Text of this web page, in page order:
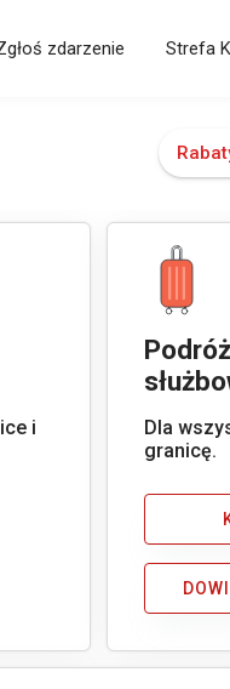
zdarzenie Strefa
i
Dla
granicę.